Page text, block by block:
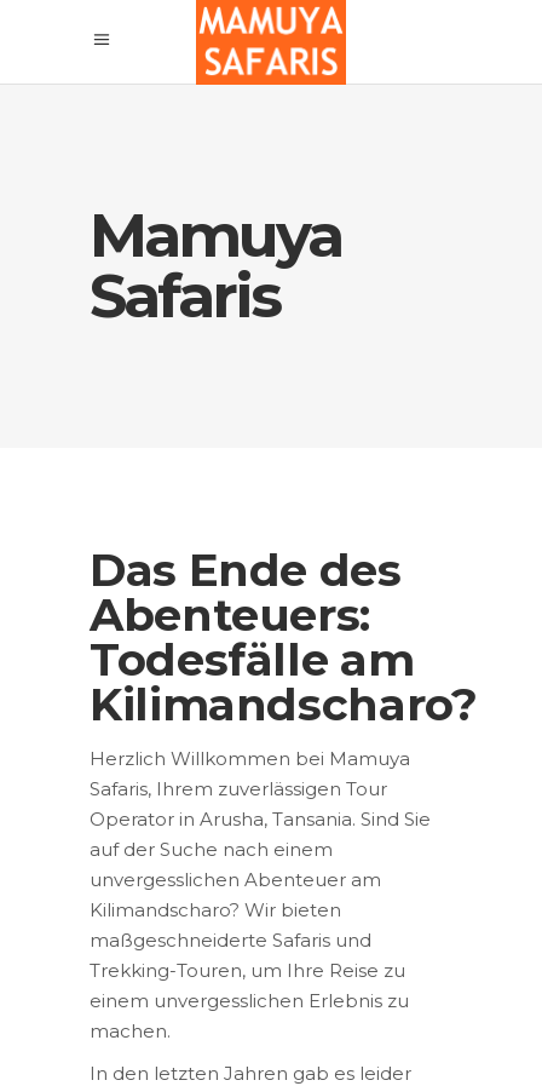
Mamuya
Safaris
Das Ende des
Abenteuers:
Todesfälle am
Kilimandscharo?
Herzlich Willkommen bei Mamuya
Safaris, Ihrem zuverlässigen Tour
Operator in Arusha, Tansania. Sind Sie
auf der Suche nach einem
unvergesslichen Abenteuer am
Kilimandscharo? Wir bieten
maßgeschneiderte Safaris und
Trekking-Touren, um Ihre Reise zu
einem unvergesslichen Erlebnis zu
machen.
In den letzten Jahren gab es leider